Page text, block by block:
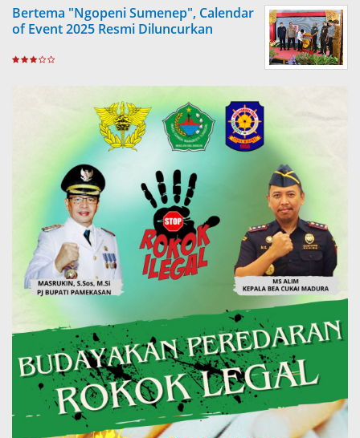
Bertema "Ngopeni Sumenep", Calendar
of Event 2025 Resmi Diluncurkan